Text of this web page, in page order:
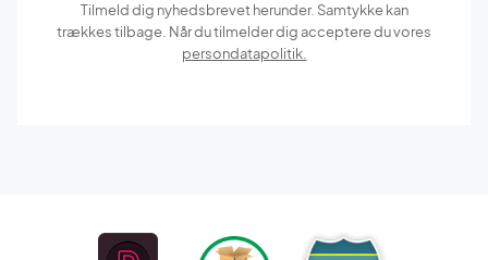
Tilmeld dig nyhedsbrevet herunder. Samtykke kan
trækkes tilbage. Når du tilmelder dig acceptere du vores
persondatapolitik.